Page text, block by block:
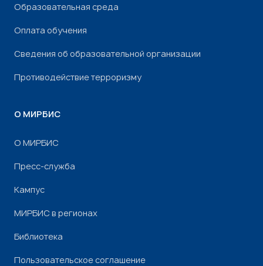
Образовательная среда
Оплата обучения
Сведения об образовательной организации
Противодействие терроризму
О МИРБИС
О МИРБИС
Пресс-служба
Кампус
МИРБИС в регионах
Библиотека
Пользовательское соглашение